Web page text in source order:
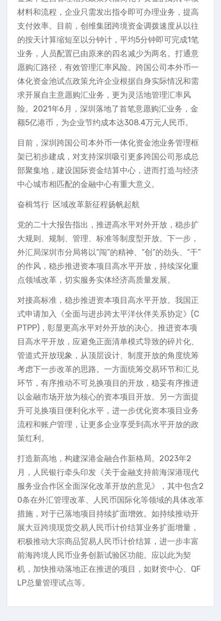
材料和流程，企业只需发出指令即可办理业务，提高
支付效率。目前，创维集团跨境资金调拨速度从以往
的按天计算缩短至以分钟计，平均5分钟即可完成1笔
业务，人员配置已由原来的四名减少为两名。打通意
愿购汇路径，有效管理汇率风险。跨国公司本外币一
体化资金池试点政策允许企业根据自身实际情况和需
求开展自主意愿购汇业务，更为灵活地管理汇率风
险。2021年6月，深圳落地了首笔意愿购汇业务，金
额5亿港币，为企业节约成本达308.4万元人民币。
目前，深圳跨国公司本外币一体化资金池业务管理框
架已初步建成，对支持深圳吸引更多跨国公司形成总
部聚集地，建设国际资金结算中心，进而打造与经济
中心城市相匹配的金融中心有重大意义。
奋楫笃行 区域改革新征程扬帆起航
党的二十大报告指出，推进高水平对外开放，稳步扩
大规则、规制、管理、标准等制度型开放。下一步，
外汇局深圳市分局将以“闯”的精神、“创”的劲头、“干”
的作风，稳步推进资本项目高水平开放，持续深化重
点领域改革，切实服务实体经济高质量发展。
对接高标准，稳步推进资本项目高水平开放。我国正
式申请加入《全面与进步跨太平洋伙伴关系协定》(C
PTPP)，彰显更高水平对外开放的决心。推进资本项
目高水平开放，应避免正面清单模式导致的碎片化、
管道式开放现象，从顶层设计、制度开放的角度统筹
考虑下一步改革的思路。一方面统筹交易环节和汇兑
环节，有序推动不可兑换项目的开放，稳妥有序推进
以金融市场开放为核心的资本项目开放。另一方面提
升可兑换项目便利化水平，进一步优化资本项目业务
流程和账户管理，让更多企业享受到高水平开放的政
策红利。
打造新高地，构建深港金融合作新格局。2023年2
月，人民银行牵头印发《关于金融支持前海深港现代
服务业合作区全面深化改革开放的意见》，其中包含2
0条在外汇管理改革、人民币国际化等领域的具体改革
措施，对于已落地项目持续扩面增效。如持续推动开
展大豆跨境现货交易人民币计价结算业务扩面增量，
积极推动大宗商品贸易人民币计价结算，进一步丰富
前海跨境人民币业务创新试验区功能。应以此为契
机，加快推动落地正在推进的项目，如财资中心、QF
LP总量管理试点等。